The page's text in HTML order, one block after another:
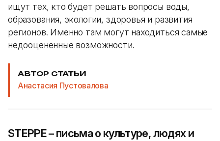
ищут тех, кто будет решать вопросы воды,
образования, экологии, здоровья и развития
регионов. Именно там могут находиться самые
недооцененные возможности.
АВТОР СТАТЬИ
Анастасия Пустовалова
STEPPE – письма о культуре, людях и